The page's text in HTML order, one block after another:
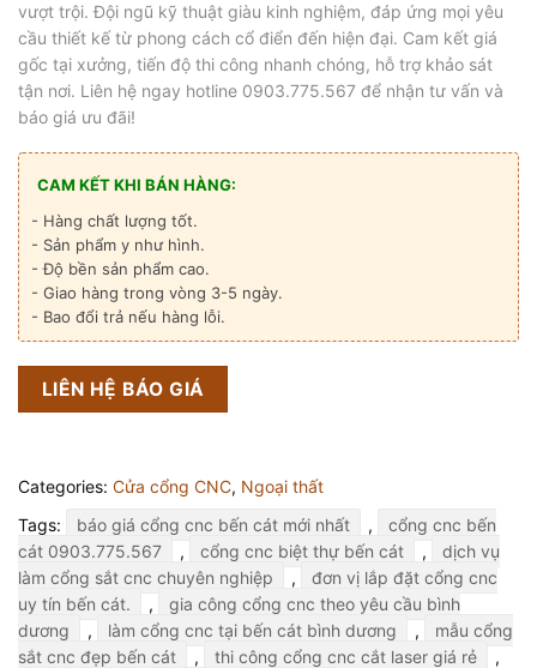
vượt trội. Đội ngũ kỹ thuật giàu kinh nghiệm, đáp ứng mọi yêu
cầu thiết kế từ phong cách cổ điển đến hiện đại. Cam kết giá
gốc tại xưởng, tiến độ thi công nhanh chóng, hỗ trợ khảo sát
tận nơi. Liên hệ ngay hotline 0903.775.567 để nhận tư vấn và
báo giá ưu đãi!
CAM KẾT KHI BÁN HÀNG:
- Hàng chất lượng tốt.
- Sản phẩm y như hình.
- Độ bền sản phẩm cao.
- Giao hàng trong vòng 3-5 ngày.
- Bao đổi trả nếu hàng lỗi.
LIÊN HỆ BÁO GIÁ
Categories: Cửa cổng CNC, Ngoại thất
Tags:
báo giá cổng cnc bến cát mới nhất ,
cổng cnc bến
cát 0903.775.567
, cổng cnc biệt thự bến cát ,
dịch vụ
làm cổng sắt cnc chuyên nghiệp
,
đơn vị lắp đặt cổng cnc
uy tín bến cát.
,
gia công cổng cnc theo yêu cầu bình
dương
, làm cổng cnc tại bến cát bình dương ,
mẫu cổng
sắt cnc đẹp bến cát
, thi công cổng cnc cắt laser giá rẻ
,